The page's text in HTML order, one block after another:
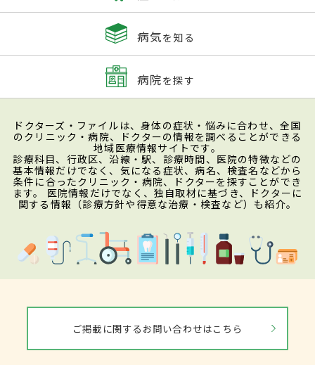
病気を知る
病院を探す
ドクターズ・ファイルは、身体の症状・悩みに合わせ、全国
のクリニック・病院、ドクターの情報を調べることができる
地域医療情報サイトです。
診療科目、行政区、沿線・駅、診療時間、医院の特徴などの
基本情報だけでなく、気になる症状、病名、検査名などから
条件に合ったクリニック・病院、ドクターを探すことができ
ます。 医院情報だけでなく、独自取材に基づき、ドクターに
関する情報（診療方針や得意な治療・検査など）も紹介。
ご掲載に関するお問い合わせはこちら